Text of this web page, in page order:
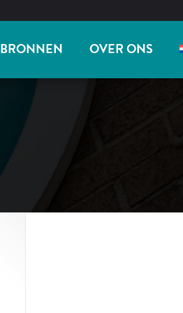
BRONNEN OVER ONS